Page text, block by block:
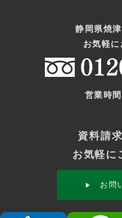
静岡県焼
お気軽
営業時
資料請
お気軽に
お問